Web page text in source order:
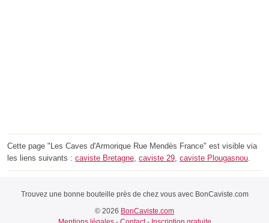
Cette page "Les Caves d'Armorique Rue Mendès France" est visible via
les liens suivants : caviste Bretagne, caviste 29, caviste Plougasnou.
Trouvez une bonne bouteille près de chez vous avec BonCaviste.com
© 2026 BonCaviste.com